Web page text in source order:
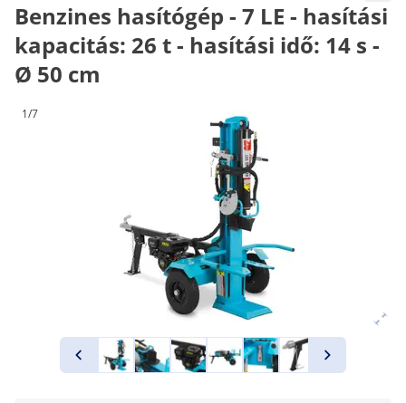
Benzines hasítógép - 7 LE - hasítási
kapacitás: 26 t - hasítási idő: 14 s -
Ø 50 cm
1/7